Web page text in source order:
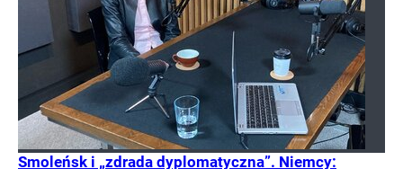
Smoleńsk i „zdrada dyplomatyczna”. Niemcy: